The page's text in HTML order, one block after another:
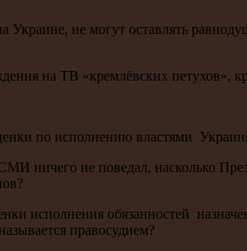
Украине, не могут оставлять
на ТВ «кремлёвских петухов»,
по исполнению властями
ничего не поведал, насколько
исполнения обязанностей
правосудием?